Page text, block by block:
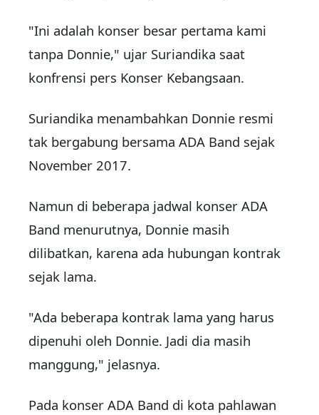
"Ini adalah konser besar pertama kami
tanpa Donnie," ujar Suriandika saat
konfrensi pers Konser Kebangsaan.
Suriandika menambahkan Donnie resmi
tak bergabung bersama ADA Band sejak
November 2017.
Namun di beberapa jadwal konser ADA
Band menurutnya, Donnie masih
dilibatkan, karena ada hubungan kontrak
sejak lama.
"Ada beberapa kontrak lama yang harus
dipenuhi oleh Donnie. Jadi dia masih
manggung," jelasnya.
Pada konser ADA Band di kota pahlawan